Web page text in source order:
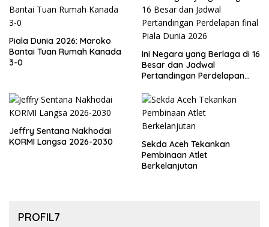
Piala Dunia 2026: Maroko
Bantai Tuan Rumah Kanada
3-0
Ini Negara yang Berlaga di 16
Besar dan Jadwal
Pertandingan Perdelapan
Jeffry Sentana Nakhodai
KORMI Langsa 2026-2030
Sekda Aceh Tekankan
Pembinaan Atlet
Berkelanjutan
PROFIL7